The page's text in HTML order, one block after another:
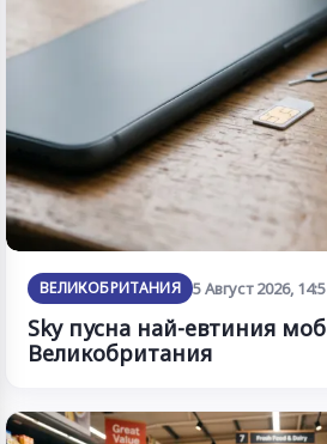
ВЕЛИКОБРИТАНИЯ 5 Август 2026,
Sky пусна най-евтиния
Великобритания